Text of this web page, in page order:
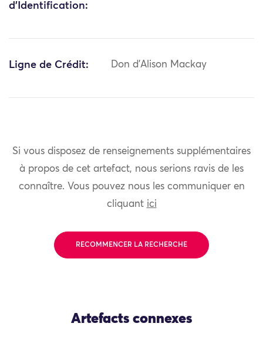
d'Identification:
Ligne de Crédit: Don d'Alison Mackay
Si vous disposez de renseignements supplémentaires
à propos de cet artefact, nous serions ravis de les
connaître. Vous pouvez nous les communiquer en
cliquant ici
RECOMMENCER LA RECHERCHE
Artefacts connexes